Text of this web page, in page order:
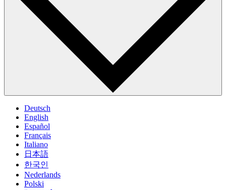
Deutsch
English
Español
Français
Italiano
日本語
한국인
Nederlands
Polski